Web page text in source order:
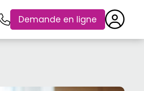
Demande en ligne